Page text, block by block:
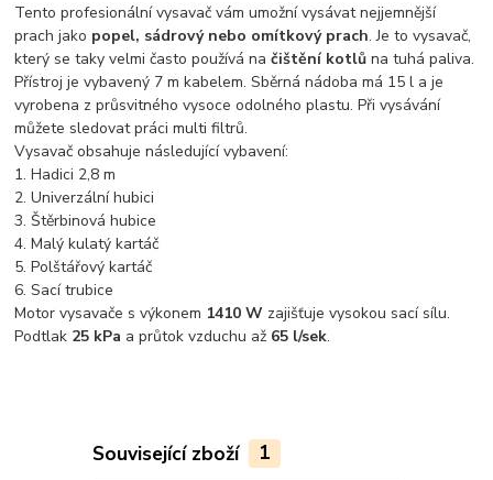
Tento profesionální vysavač vám umožní vysávat nejjemnější
prach jako popel, sádrový nebo omítkový prach. Je to vysavač,
který se taky velmi často používá načištění kotlů na tuhá paliva.
Přístroj je vybavený 7 m kabelem. Sběrná nádoba má 15 l a je
vyrobena z průsvitného vysoce odolného plastu. Při vysávání
můžete sledovat práci multi filtrů.
Vysavač obsahuje následující vybavení:
1. Hadici 2,8 m
2. Univerzální hubici
3. Štěrbinová hubice
4. Malý kulatý kartáč
5. Polštářový kartáč
6. Sací trubice
Motor vysavače s výkonem 1410 W zajišťuje vysokou sací sílu.
Podtlak 25 kPa a průtok vzduchu až 65 l/sek.
Související zboží 1